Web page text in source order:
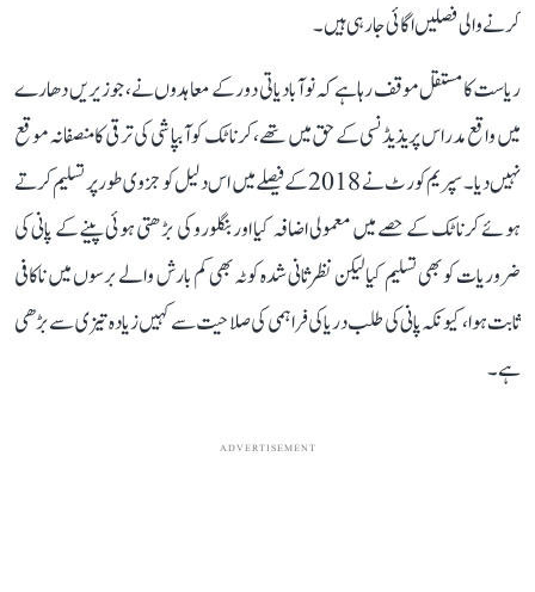
کرنے والی فصلیں اگائی جا رہی ہیں۔
ریاست کا مستقل موقف رہا ہے کہ نوآبادیاتی دور کے معاہدوں نے، جو زیریں دھارے
میں واقع مدراس پریذیڈنسی کے حق میں تھے، کرناٹک کو آبپاشی کی ترقی کا منصفانہ موقع
نہیں دیا۔ سپریم کورٹ نے 2018 کے فیصلے میں اس دلیل کو جزوی طور پر تسلیم کرتے
ہوئے کرناٹک کے حصے میں معمولی اضافہ کیا اور بنگلورو کی بڑھتی ہوئی پینے کے پانی کی
ضروریات کو بھی تسلیم کیا لیکن نظرثانی شدہ کوٹہ بھی کم بارش والے برسوں میں ناکافی
ثابت ہوا، کیونکہ پانی کی طلب دریا کی فراہمی کی صلاحیت سے کہیں زیادہ تیزی سے بڑھی
ہے۔
ADVERTISEMENT